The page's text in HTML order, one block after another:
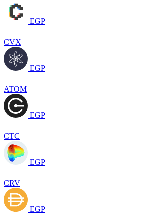
EGP
CVX
EGP
ATOM
EGP
CTC
EGP
CRV
EGP